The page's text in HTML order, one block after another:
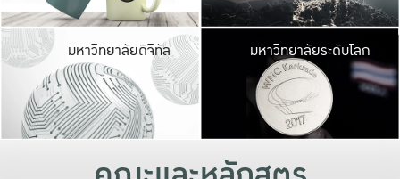
มหาวิทยาลัยดิจิทัล มหาวิ
เปลี่ยนแปลง แล
เพื่อทำง
ระบบสารสนเทศ
มหาวิทยาลัยระดับโลก